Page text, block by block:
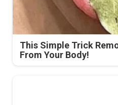
This Simple Trick
From Your Body!